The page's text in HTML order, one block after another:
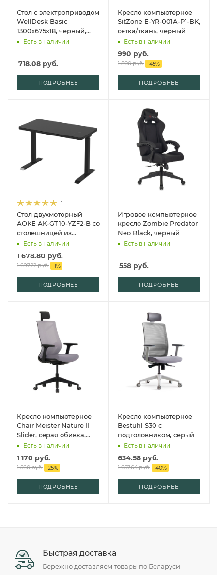
Стол с электроприводом
WellDesk Basic
1300x675х18, черный,
дуб канзас коричневый
Есть в наличии
718.08 руб.
ПОДРОБНЕЕ
Кресло компьютерное
SitZone E-YR-001A-P1-BK,
сетка/ткань, черный
Есть в наличии
990 руб.
1 800руб. -45%
ПОДРОБНЕЕ
1
Стол двухмоторный
AOKE AK-GT10-YZF2-B со
столешницей из
закаленного стекла,
Есть в наличии
1 678.80 руб.
1 697.22руб. -1%
ПОДРОБНЕЕ
Игровое компьютерное
кресло Zombie Predator
Neo Black, черный
Есть в наличии
558 руб.
ПОДРОБНЕЕ
Кресло компьютерное
Chair Meister Nature II
Slider, серая обивка,
черный каркас
Есть в наличии
1 170 руб.
1 560руб. -25%
ПОДРОБНЕЕ
Кресло компьютерное
Bestuhl S30 с
подголовником, серый
Есть в наличии
634.58 руб.
1 057.64руб. -40%
ПОДРОБНЕЕ
Быстрая доставка
Бережно доставляем товары по Беларуси